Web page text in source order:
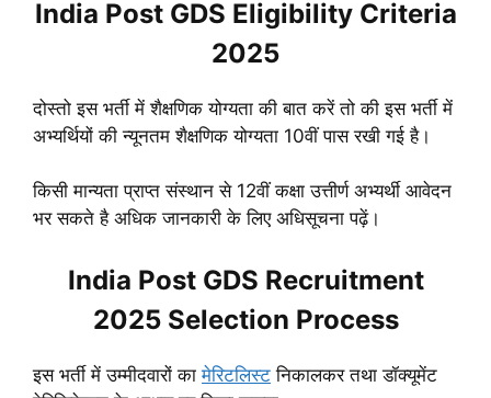
India Post GDS Eligibility Criteria
2025
दोस्तो इस भर्ती में शैक्षणिक योग्यता की बात करें तो की इस भर्ती में
अभ्यर्थियों की न्यूनतम शैक्षणिक योग्यता 10वीं पास रखी गई है।
किसी मान्यता प्राप्त संस्थान से 12वीं कक्षा उत्तीर्ण अभ्यर्थी आवेदन
भर सकते है अधिक जानकारी के लिए अधिसूचना पढ़ें।
India Post GDS Recruitment
2025 Selection Process
इस भर्ती में उम्मीदवारों कामेरिटलिस्ट निकालकर तथा डॉक्यूमेंट